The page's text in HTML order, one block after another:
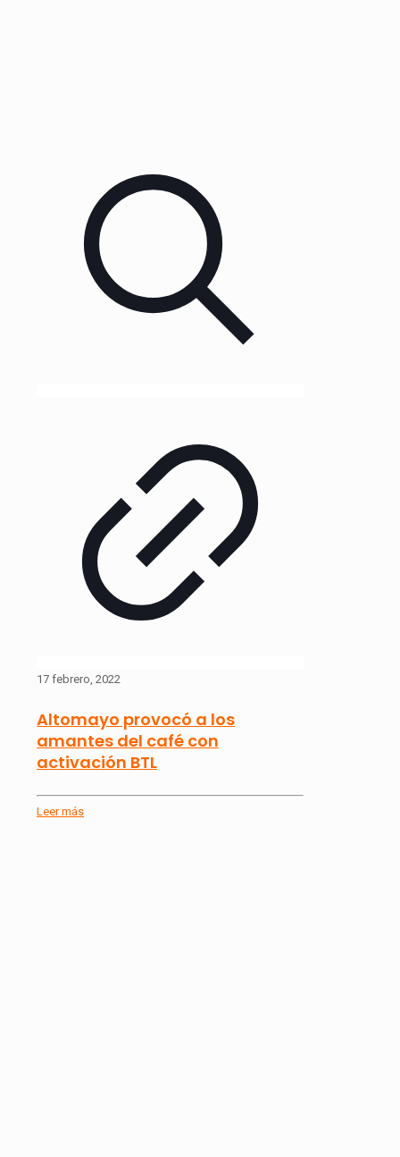
17 febrero, 2022
Altomayo provocó a los
amantes del café con
activación BTL
Leer más